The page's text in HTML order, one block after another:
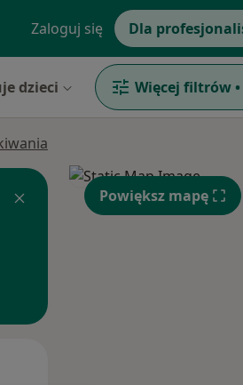
Zaloguj się Dla
dzieci Więcej filtrów •
Powiększ mapę